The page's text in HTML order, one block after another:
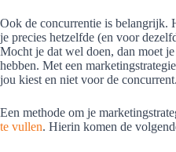
Ook de concurrentie is belangrijk.
je precies hetzelfde (en voor
Mocht je dat wel doen, dan moet
hebben. Met een
jou kiest en niet voor de concurrent.
Een methode om je
te vullen. Hierin komen de